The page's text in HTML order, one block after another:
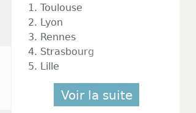
1. Toulouse
2. Lyon
3. Rennes
4. Strasbourg
5. Lille
Voir la suite